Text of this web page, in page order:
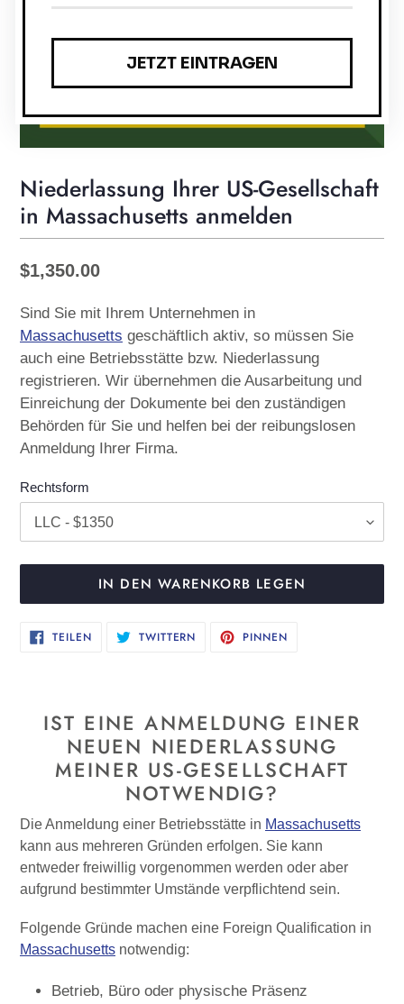
Niederlassung Ihrer US-Gesellschaft
in Massachusetts anmelden
Normaler
$1,350.00
Sind Sie mit Ihrem Unternehmen in
Massachusetts geschäftlich aktiv, so müssen Sie
auch eine Betriebsstätte bzw. Niederlassung
registrieren. Wir übernehmen die Ausarbeitung und
Einreichung der Dokumente bei den zuständigen
Behörden für Sie und helfen bei der reibungslosen
Anmeldung Ihrer Firma.
Rechtsform
IN DEN WARENKORB LEGEN
Produkt
hinzugefügt
TEILENAUF
FACEBOOKTWITTERN TWITTERPINNEN
IST EINE ANMELDUNG EINER
NEUEN NIEDERLASSUNG
MEINER US-GESELLSCHAFT
NOTWENDIG?
Die Anmeldung einer Betriebsstätte in Massachusetts
kann aus mehreren Gründen erfolgen. Sie kann
entweder freiwillig vorgenommen werden oder aber
aufgrund bestimmter Umstände verpflichtend sein.
Folgende Gründe machen eine Foreign Qualification in
Massachusetts notwendig:
Betrieb, Büro oder physische Präsenz